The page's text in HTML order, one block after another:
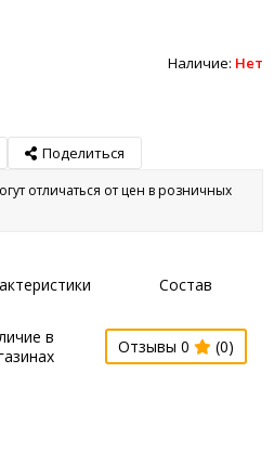
Наличие: Нет
Поделиться
отличаться от цен в розничных
Состав
в
Отзывы 0 (0)